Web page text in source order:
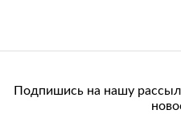
Подпишись на нашу